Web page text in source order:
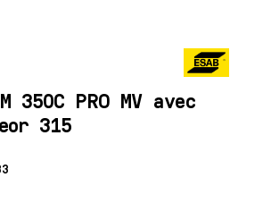
350C PRO MV avec
315